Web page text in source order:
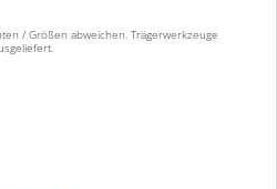
/ Größen abweichen. Trägerwerkzeuge